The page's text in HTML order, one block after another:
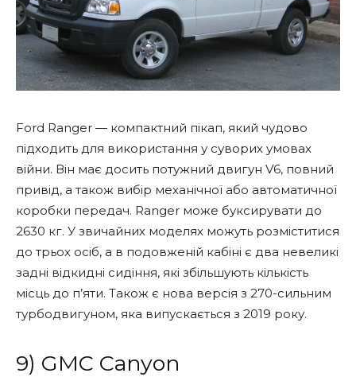
Ford Ranger — компактний пікап, який чудово
підходить для використання у суворих умовах
війни. Він має досить потужний двигун V6, повний
привід, а також вибір механічної або автоматичної
коробки передач. Ranger може буксирувати до
2630 кг. У звичайних моделях можуть розміститися
до трьох осіб, а в подовженій кабіні є два невеликі
задні відкидні сидіння, які збільшують кількість
місць до п’яти. Також є нова версія з 270-сильним
турбодвигуном, яка випускається з 2019 року.
9) GMC Canyon